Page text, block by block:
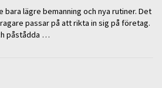
lägre bemanning och nya rutiner. Det
passar på att rikta in sig på företag.
påstådda …